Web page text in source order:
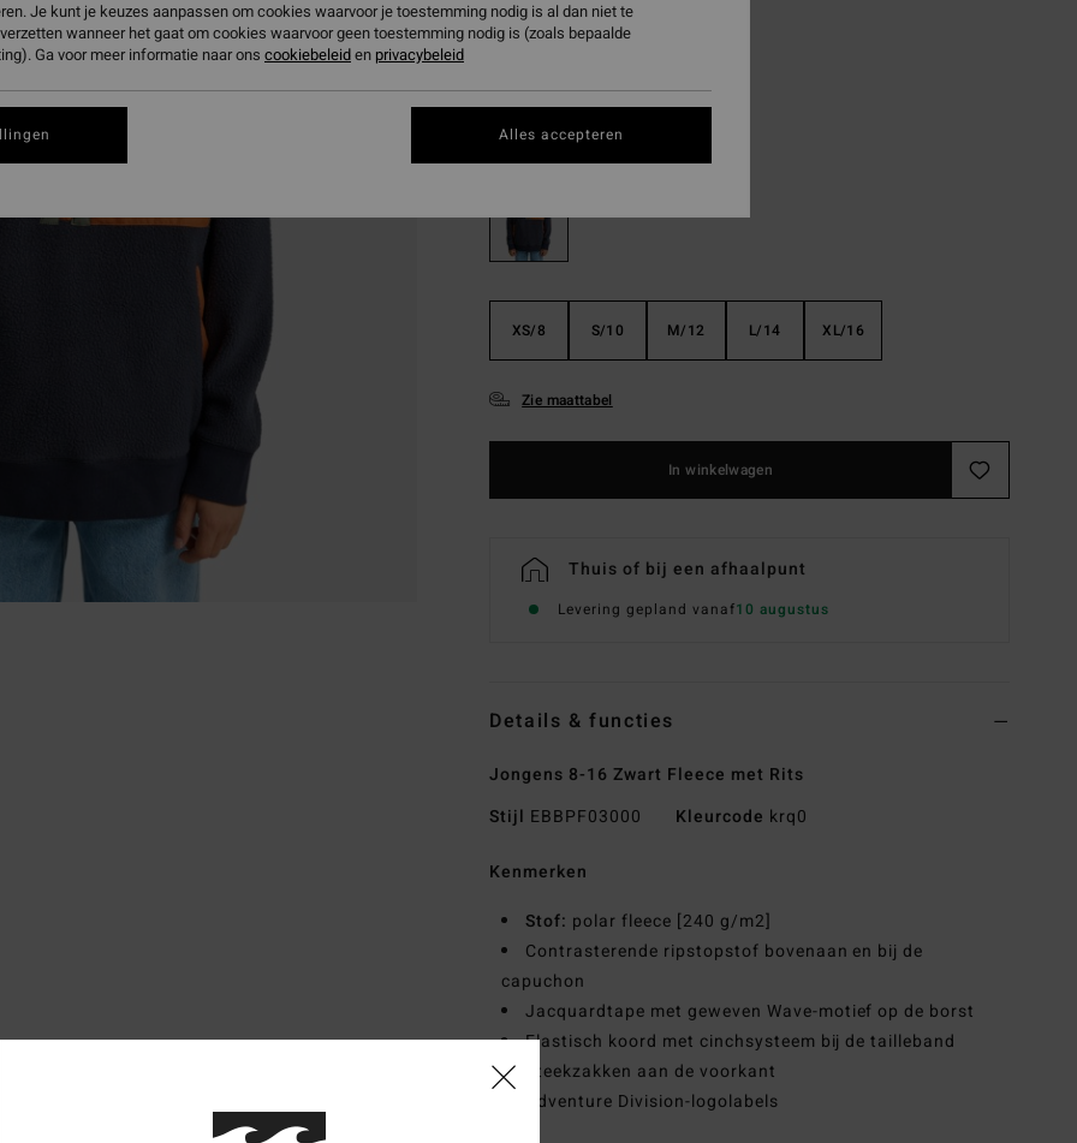
SALE
KleurOmbre Blue
XS/8 S/10 M/12 L/14 XL/16
Zie maattabel
In winkelwagen
Thuis of bij een afhaalpunt
Levering gepland vanaf10 augustus
Details & functies
Jongens 8-16 Zwart Fleece met Rits
Stijl EBBPF03000 Kleurcode krq0
Kenmerken
Stof: polar fleece [240 g/m2]
Contrasterende ripstopstof bovenaan en bij de
capuchon
Jacquardtape met geweven Wave-motief op de borst
Elastisch koord met cinchsysteem bij de tailleband
Steekzakken aan de voorkant
Adventure Division-logolabels
Je kunt je keuzes aanpassen om cookies waarvoor je toestemming nodig is al dan niet te
wanneer het gaat om cookies waarvoor geen toestemming nodig is (zoals bepaalde
Ga voor meer informatie naar ons cookiebeleiden privacybeleid
Alles accepteren